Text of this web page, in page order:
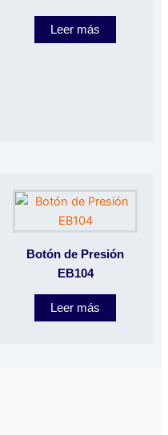
Leer más
Botón de Presión
EB104
Leer más